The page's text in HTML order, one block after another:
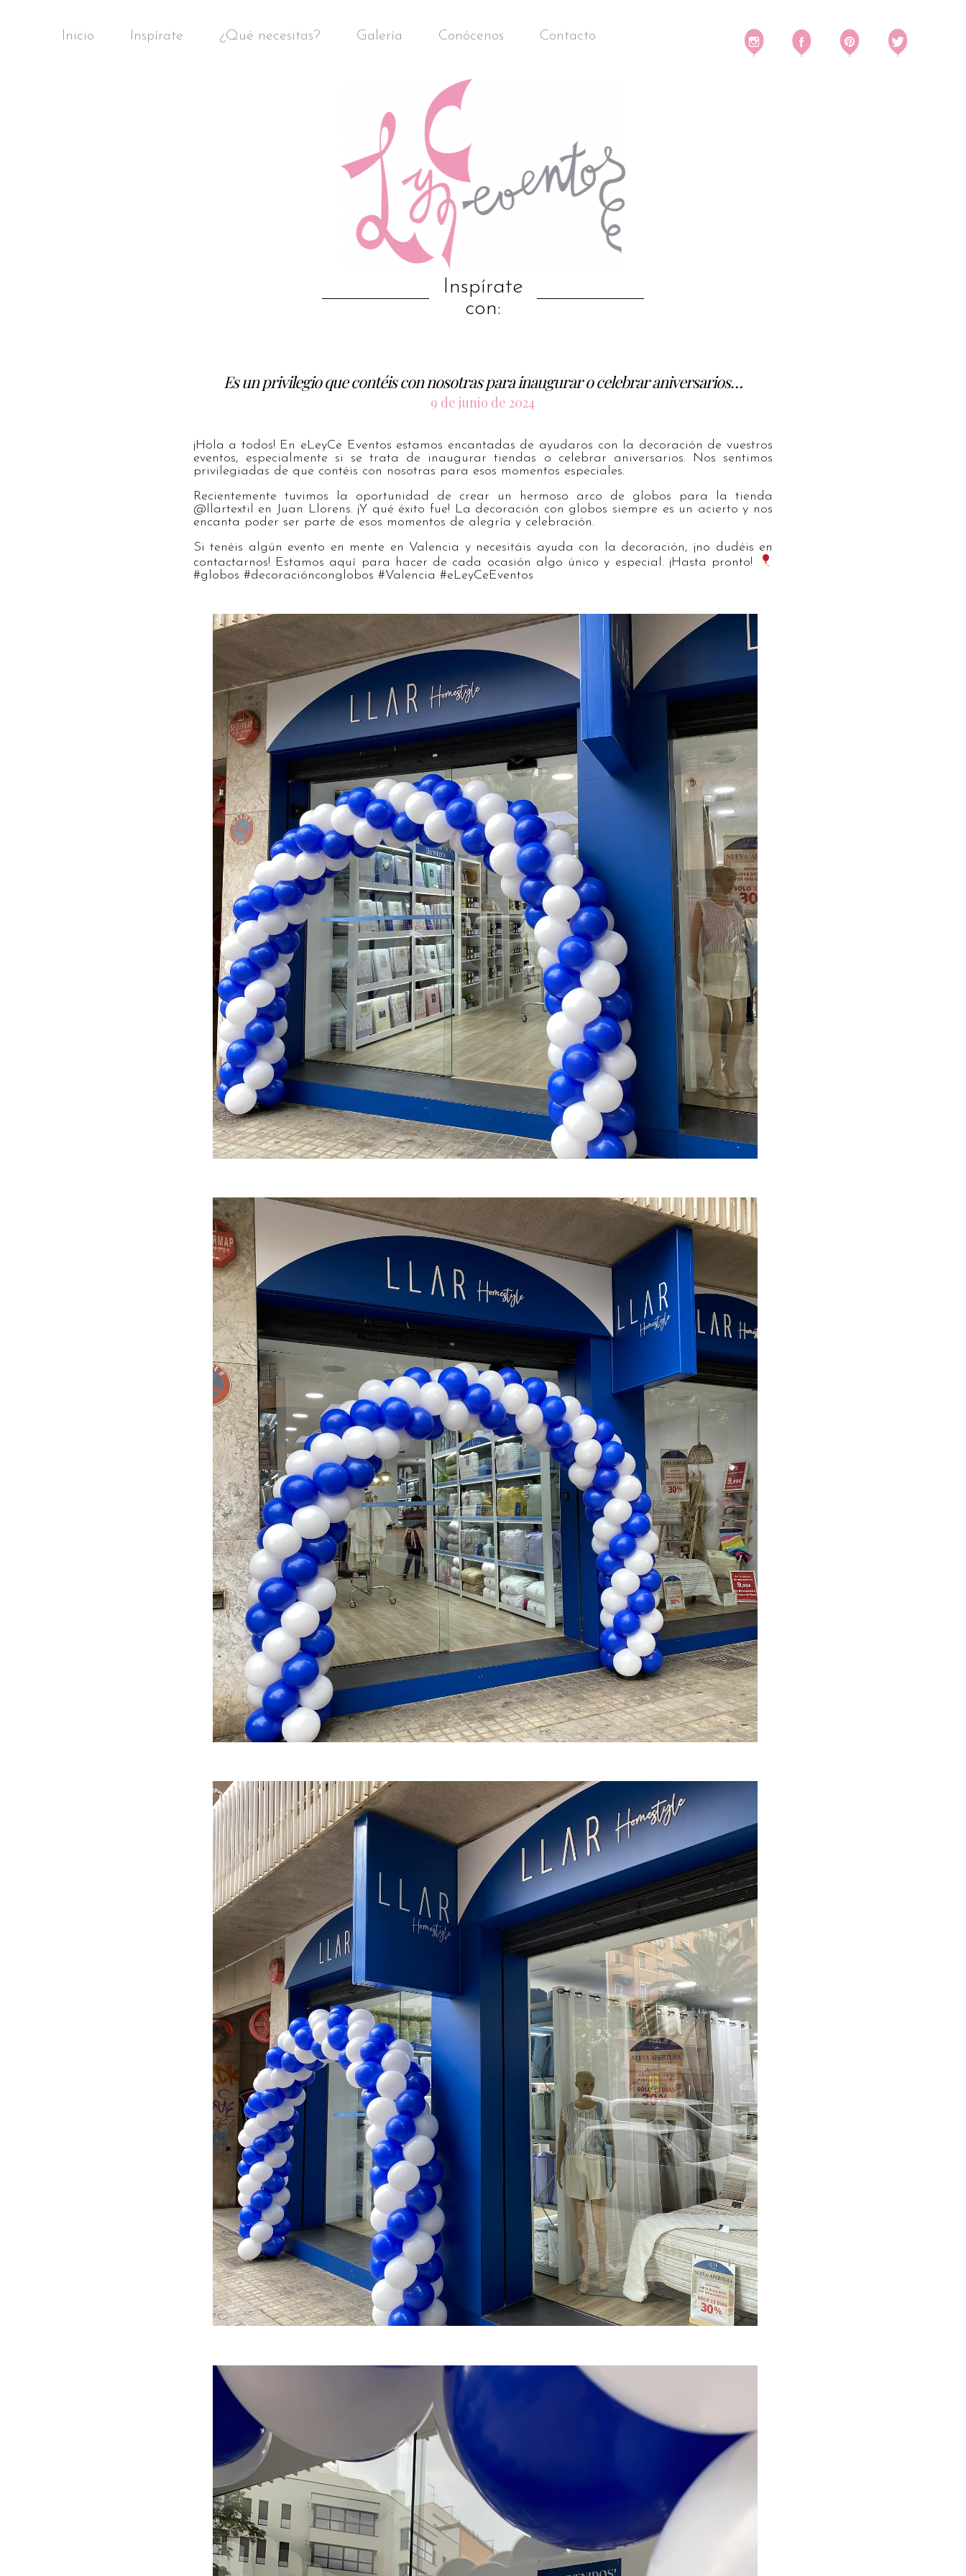
Inicio Inspírate ¿Qué necesitas? Galería Conócenos Contacto
Inspírate
con:
Es un privilegio que contéis con nosotras para inaugurar o celebrar aniversarios…
9 de junio de 2024
¡Hola a todos! En eLeyCe Eventos estamos encantadas de ayudaros con la decoración de vuestros
eventos, especialmente si se trata de inaugurar tiendas o celebrar aniversarios. Nos sentimos
privilegiadas de que contéis con nosotras para esos momentos especiales.
Recientemente tuvimos la oportunidad de crear un hermoso arco de globos para la tienda
@llartextil en Juan Llorens. ¡Y qué éxito fue! La decoración con globos siempre es un acierto y nos
encanta poder ser parte de esos momentos de alegría y celebración.
Si tenéis algún evento en mente en Valencia y necesitáis ayuda con la decoración, ¡no dudéis en
contactarnos! Estamos aquí para hacer de cada ocasión algo único y especial. ¡Hasta pronto!
#globos #decoraciónconglobos #Valencia #eLeyCeEventos